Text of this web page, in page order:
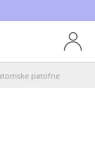
patofne